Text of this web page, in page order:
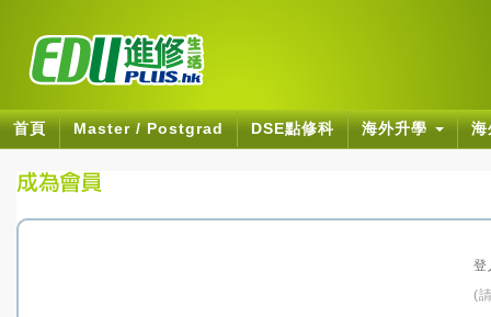
首頁 Master / Postgrad DSE點修科 海外升學
登
(